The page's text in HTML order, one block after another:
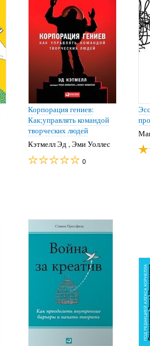
Корпорация гениев:
Как;управлять командой
творческих людей
Кэтмелл Эд , Эми Уоллес
0